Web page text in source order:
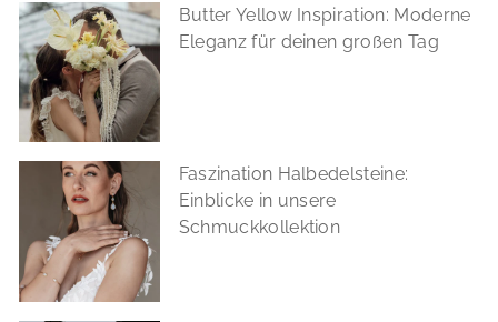
Butter Yellow Inspiration: Moderne
Eleganz für deinen großen Tag
Faszination Halbedelsteine:
Einblicke in unsere
Schmuckkollektion